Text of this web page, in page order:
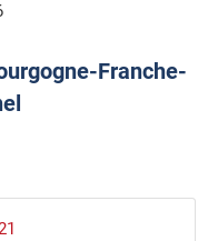
Franche-